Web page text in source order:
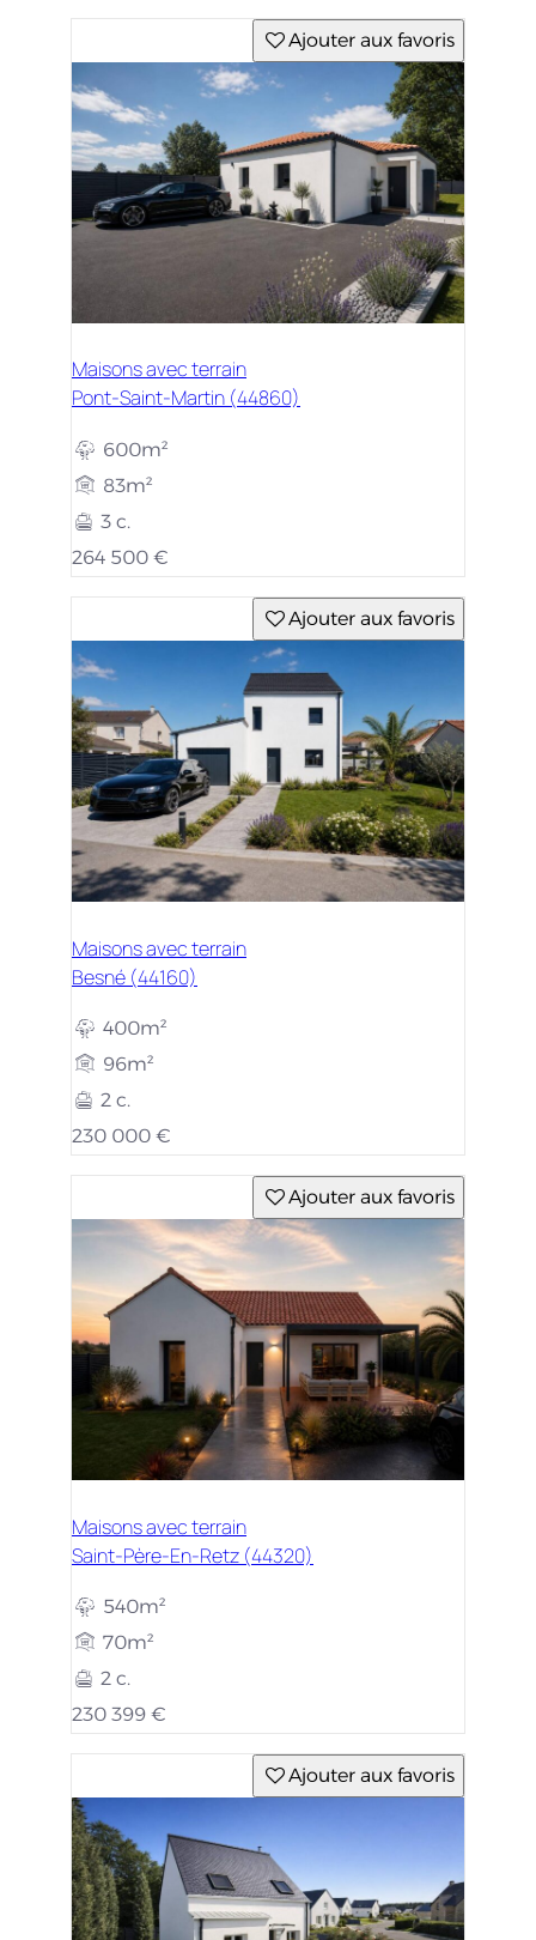
Ajouter aux favoris
Maisons avec terrain
Pont-Saint-Martin (44860)
600m²
83m²
3 c.
264 500 €
Ajouter aux favoris
Maisons avec terrain
Besné (44160)
400m²
96m²
2 c.
230 000 €
Ajouter aux favoris
Maisons avec terrain
Saint-Père-En-Retz (44320)
540m²
70m²
2 c.
230 399 €
Ajouter aux favoris